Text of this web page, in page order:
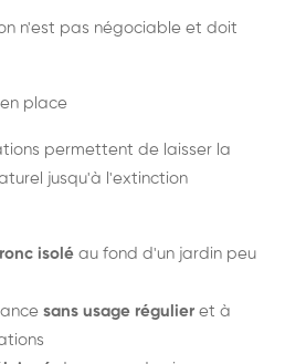
n'est pas négociable et doit
place
permettent de laisser la
jusqu'à l'extinction
isolé au fond d'un jardin peu
sans usage régulier et à